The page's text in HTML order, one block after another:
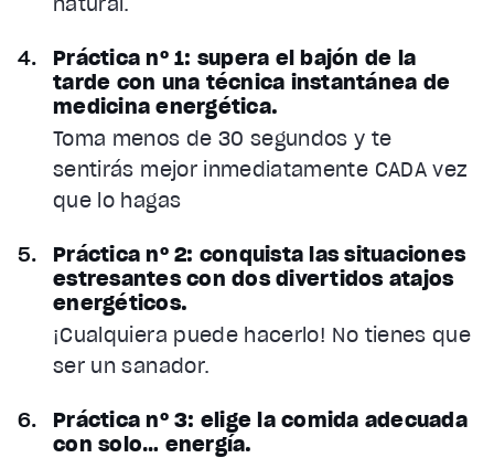
Práctica nº 1: supera el bajón de la
tarde con una técnica instantánea de
medicina energética.
Toma menos de 30 segundos y te
sentirás mejor inmediatamente CADA vez
que lo hagas
Práctica nº 2: conquista las situaciones
estresantes con dos divertidos atajos
energéticos.
¡Cualquiera puede hacerlo! No tienes que
ser un sanador.
Práctica nº 3: elige la comida adecuada
con solo… energía.